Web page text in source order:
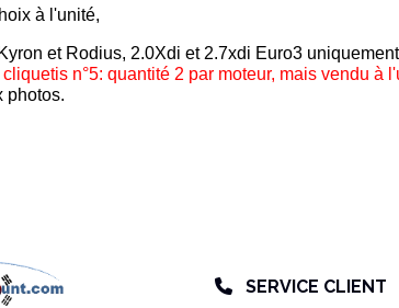
à l'unité,
et Rodius, 2.0Xdi et 2.7xdi Euro3
n°5: quantité 2 par moteur, mais vendu à
photos.
 SERVICE CLIENT